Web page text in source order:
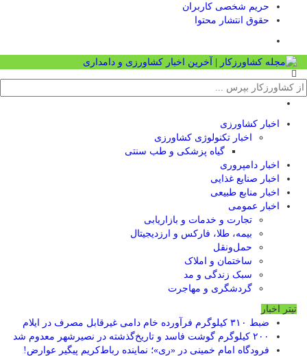
حریم شخصی کاربران
حقوق انتشار محتوا
اخبار کشاورزی
اخبار تکنولوژی کشاورزی
گیاه پزشکی و طب سنتی
اخبار دامپروری
اخبار صنایع غذایی
اخبار منابع طبیعی
اخبار عمومی
تجارت و خدمات و بازاریابی
بیمه، طلا، فارکس و ارزدیجیتال
حمل‌و‌نقل
ساختمان و املاک
سبک زندگی و مد
گردشگری و مهاجرت
تیتر اخبار
ضبط ۳۱۰ کیلوگرم فرآورده خام دامی غیرقابل مصرف در ایلام
۲۰۰ کیلوگرم گوشت فاسد و تاریخ‌گذشته در نصیرشهر معدوم شد
فرودگاه امام خمینی در «ری»؛ نماینده رباط‌کریم پیگیر عوارض!